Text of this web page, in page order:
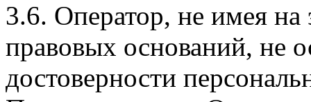
3.6. Оператор, не имея
правовых оснований, не
достоверности